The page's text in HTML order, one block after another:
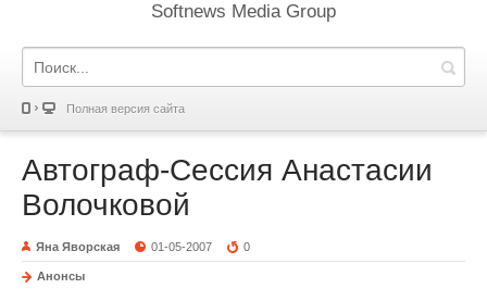
Softnews Media Group
Полная версия сайта
Автограф-Сессия Анастасии
Волочковой
Яна Яворская 01-05-2007 0
Анонсы